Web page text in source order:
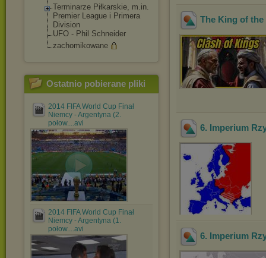
Terminarze Piłkarskie, m.in.
Premier League i Primera
Division
UFO - Phil Schneider
zachomikowane
Ostatnio pobierane pliki
2014 FIFA World Cup Finał
Niemcy - Argentyna (2.
połow....avi
2014 FIFA World Cup Finał
Niemcy - Argentyna (1.
połow....avi
The King of
6. Imperium
6. Imperium